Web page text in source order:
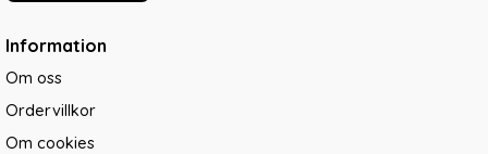
Information
Om oss
Ordervillkor
Om cookies